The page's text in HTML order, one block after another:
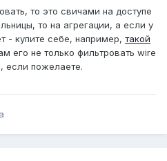
то это свичами на доступе
то на агрегации, а если у
- купите себе, например, такой
его не только фильтровать wire
если пожелаете.